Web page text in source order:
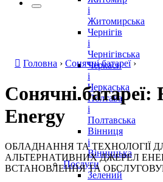
і
Житомирська
Чернігів
і
Чернігівська
Черкаси
і
Черкаська
Полтава
і
Полтавська
Вінниця
і
Вінницька
Послуги
Зелений
Головна › Сонячні батареї›
Сонячні батареї:
Energy
ОБЛАДНАННЯ ТА ТЕХНОЛОГІЇ
АЛЬТЕРНАТИВНИХ ДЖЕРЕЛ
ВСТАНОВЛЕННЯ ТА